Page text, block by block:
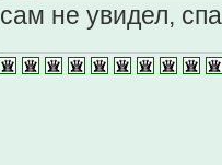
сам не увидел,